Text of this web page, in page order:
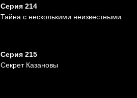
Серия 214
Тайна с несколькими неизвестными
Серия 215
Секрет Казановы